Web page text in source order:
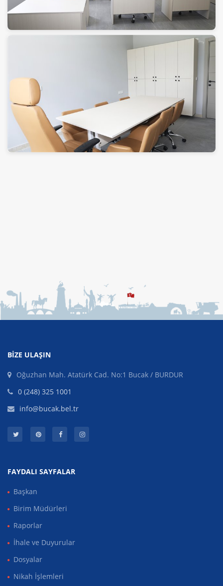
BIZE ULAŞIN
Oğuzhan Mah. Atatürk Cad. No:1 Bucak / BURDUR
0 (248) 325 1001
info@bucak.bel.tr
FAYDALI SAYFALAR
Başkan
Birim Müdürleri
Raporlar
İhale ve Duyurular
Dosyalar
Nikah İşlemleri